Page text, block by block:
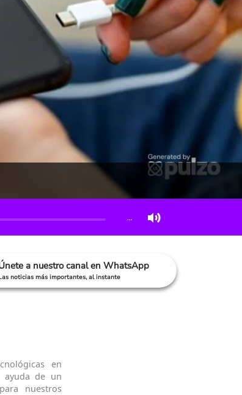
…
a nuestro canal en WhatsApp
noticias más importantes, al instante
en
ayuda de un
nuestros